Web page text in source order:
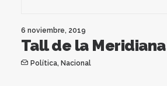
6 noviembre, 2019
Tall de la Meridiana
Política, Nacional